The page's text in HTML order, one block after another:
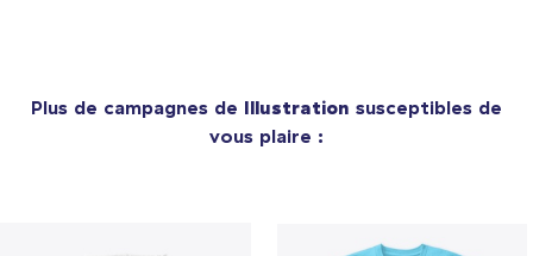
Plus de campagnes de Illustration susceptibles de
vous plaire :